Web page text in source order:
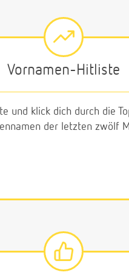
Vornamen-Hitliste
und klick dich durch die
der letzten zwölf